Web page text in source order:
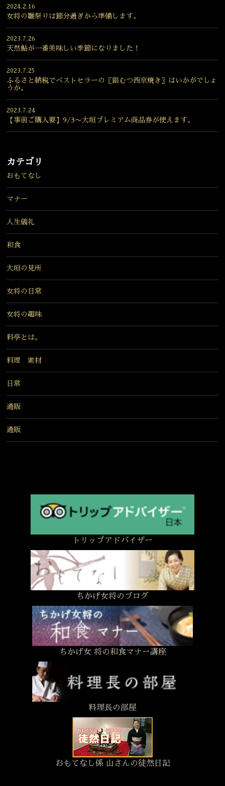
2024.2.16
女将の雛祭りは節分過ぎから準備します。
2023.7.26
天然鮎が一番美味しい季節になりました！
2023.7.25
ふるさと納税でベストセラーの〖銀むつ西京焼き〗はいかがでしょ
うか。
2023.7.24
【事前ご購入要】9/3〜大垣プレミアム商品券が使えます。
カテゴリ
おもてなし
マナー
人生儀礼
和食
大垣の見所
女将の日常
女将の趣味
料亭とは。
料理 素材
日常
通販
通販
トリップアドバイザー
ちかげ女将のブログ
ちかげ女 将の和食マナー講座
料理長の部屋
おもてなし係 山さんの徒然日記